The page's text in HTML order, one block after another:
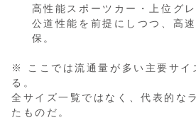
高性能スポーツカー・上位グレ
公道性能を前提にしつつ、高
保。
※ ここでは流通量が多い主要サイ
る。
全サイズ一覧ではなく、代表的な
たものだ。